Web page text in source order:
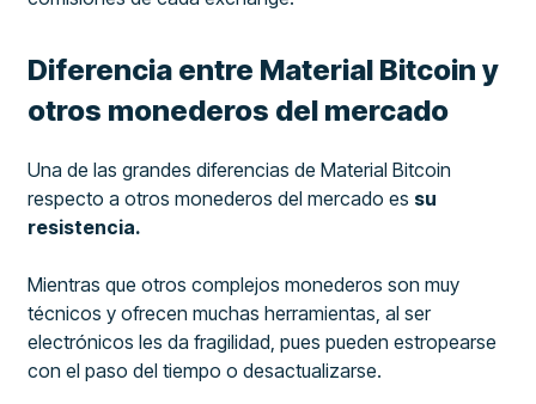
Diferencia entre Material Bitcoin y
otros monederos del mercado
Una de las grandes diferencias de Material Bitcoin
respecto a otros monederos del mercado es su
resistencia.
Mientras que otros complejos monederos son muy
técnicos y ofrecen muchas herramientas, al ser
electrónicos les da fragilidad, pues pueden estropearse
con el paso del tiempo o desactualizarse.